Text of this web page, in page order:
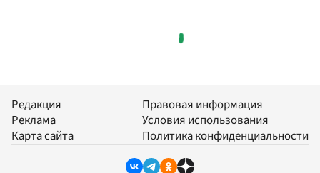
Редакция
Реклама
Карта сайта
Правовая информация
Условия использования
Политика конфиденциальности